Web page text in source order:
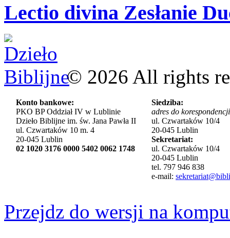
Lectio divina Zesłanie
© 2026 All rights
Konto bankowe:
PKO BP Oddział IV w Lublinie
Dzieło Biblijne im. św. Jana Pawła II
ul. Czwartaków 10 m. 4
20-045 Lublin
02 1020 3176 0000 5402 0062 1748
Siedziba:
adres do
ul. Czwartaków 10/4
20-045 Lublin
Sekretariat:
ul. Czwartaków 10/4
20-045 Lublin
tel. 797 946 838
e-mail:
Przejdz do wersji na